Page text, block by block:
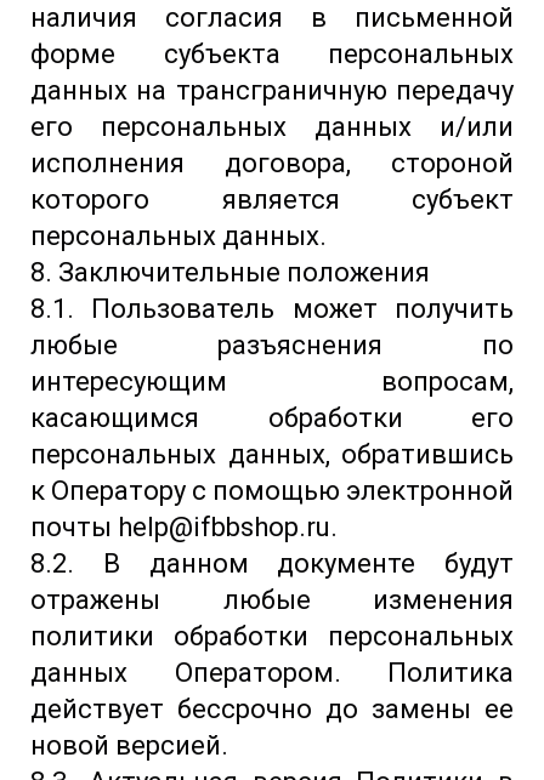
наличия согласия в письменной
форме субъекта персональных
данных на трансграничную передачу
его персональных данных и/или
исполнения договора, стороной
которого является субъект
персональных данных.
8. Заключительные положения
8.1. Пользователь может получить
любые разъяснения по
интересующим вопросам,
касающимся обработки его
персональных данных, обратившись
к Оператору с помощью электронной
почты help@ifbbshop.ru.
8.2. В данном документе будут
отражены любые изменения
политики обработки персональных
данных Оператором. Политика
действует бессрочно до замены ее
новой версией.